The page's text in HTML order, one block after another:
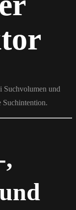
Suchvolumen und
Suchintention.